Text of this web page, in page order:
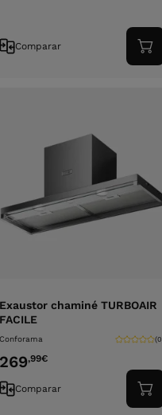
Comparar
ao
Exaustor chaminé TURBOAIR
FACILE
Conforama
269,99€
Comparar
ao